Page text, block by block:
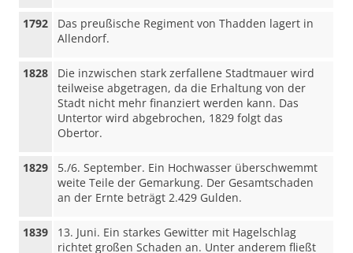
1792
Das preußische Regiment von Thadden lagert in
Allendorf.
1828
Die inzwischen stark zerfallene Stadtmauer wird
teilweise abgetragen, da die Erhaltung von der
Stadt nicht mehr finanziert werden kann. Das
Untertor wird abgebrochen, 1829 folgt das
Obertor.
1829
5./6. September. Ein Hochwasser überschwemmt
weite Teile der Gemarkung. Der Gesamtschaden
an der Ernte beträgt 2.429 Gulden.
1839
13. Juni. Ein starkes Gewitter mit Hagelschlag
richtet großen Schaden an. Unter anderem fließt